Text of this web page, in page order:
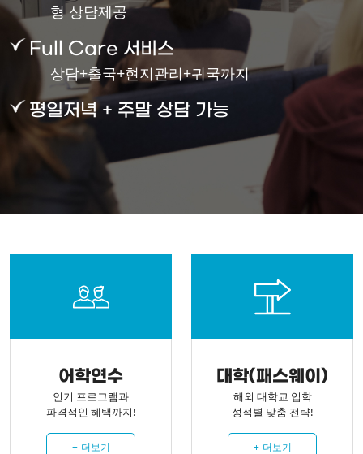
형 상담제공
Full Care 서비스
상담+출국+현지관리+귀국까지
평일저녁 + 주말 상담 가능
어학연수
인기 프로그램과
파격적인 혜택까지!
+ 더보기
대학(패스웨이)
해외 대학교 입학
성적별 맞춤 전략!
+ 더보기